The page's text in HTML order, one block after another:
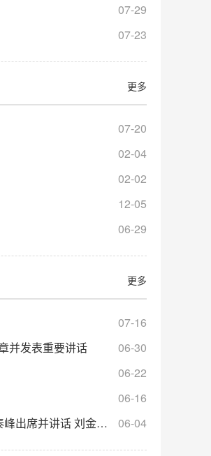
07-29
07-23
更多
07-20
02-04
02-02
12-05
06-29
更多
07-16
06-30
并发表重要讲话
06-22
06-16
06-04
话 刘金国主持会议